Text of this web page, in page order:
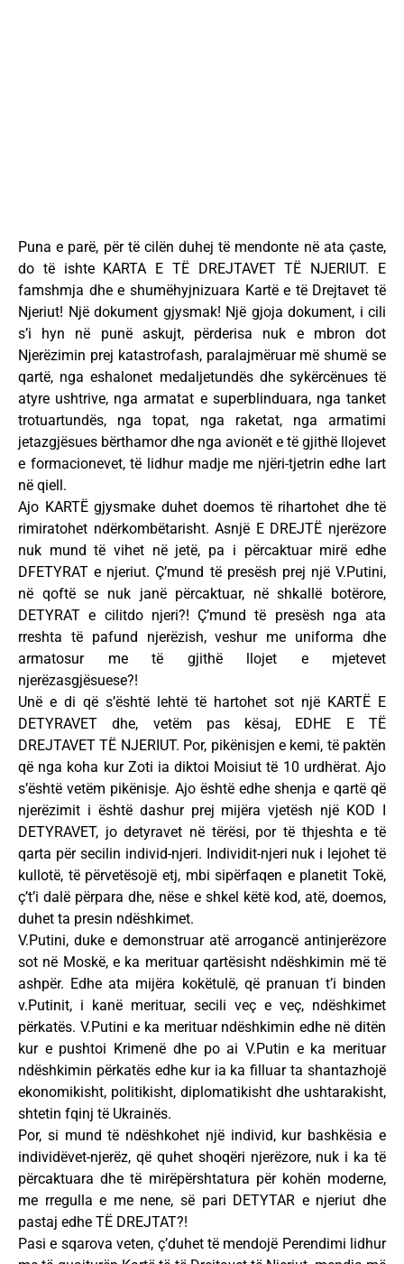
Puna e parë, për të cilën duhej të mendonte në ata çaste,
do të ishte KARTA E TË DREJTAVET TË NJERIUT. E
famshmja dhe e shumëhyjnizuara Kartë e të Drejtavet të
Njeriut! Një dokument gjysmak! Një gjoja dokument, i cili
s’i hyn në punë askujt, përderisa nuk e mbron dot
Njerëzimin prej katastrofash, paralajmëruar më shumë se
qartë, nga eshalonet medaljetundës dhe sykërcënues të
atyre ushtrive, nga armatat e superblinduara, nga tanket
trotuartundës, nga topat, nga raketat, nga armatimi
jetazgjësues bërthamor dhe nga avionët e të gjithë llojevet
e formacionevet, të lidhur madje me njëri-tjetrin edhe lart
në qiell.
Ajo KARTË gjysmake duhet doemos të rihartohet dhe të
rimiratohet ndërkombëtarisht. Asnjë E DREJTË njerëzore
nuk mund të vihet në jetë, pa i përcaktuar mirë edhe
DFETYRAT e njeriut. Ç’mund të presësh prej një V.Putini,
në qoftë se nuk janë përcaktuar, në shkallë botërore,
DETYRAT e cilitdo njeri?! Ç’mund të presësh nga ata
rreshta të pafund njerëzish, veshur me uniforma dhe
armatosur me të gjithë llojet e mjetevet
njerëzasgjësuese?!
Unë e di që s’është lehtë të hartohet sot një KARTË E
DETYRAVET dhe, vetëm pas kësaj, EDHE E TË
DREJTAVET TË NJERIUT. Por, pikënisjen e kemi, të paktën
që nga koha kur Zoti ia diktoi Moisiut të 10 urdhërat. Ajo
s’është vetëm pikënisje. Ajo është edhe shenja e qartë që
njerëzimit i është dashur prej mijëra vjetësh një KOD I
DETYRAVET, jo detyravet në tërësi, por të thjeshta e të
qarta për secilin individ-njeri. Individit-njeri nuk i lejohet të
kullotë, të përvetësojë etj, mbi sipërfaqen e planetit Tokë,
ç’t’i dalë përpara dhe, nëse e shkel këtë kod, atë, doemos,
duhet ta presin ndëshkimet.
V.Putini, duke e demonstruar atë arrogancë antinjerëzore
sot në Moskë, e ka merituar qartësisht ndëshkimin më të
ashpër. Edhe ata mijëra kokëtulë, që pranuan t’i binden
v.Putinit, i kanë merituar, secili veç e veç, ndëshkimet
përkatës. V.Putini e ka merituar ndëshkimin edhe në ditën
kur e pushtoi Krimenë dhe po ai V.Putin e ka merituar
ndëshkimin përkatës edhe kur ia ka filluar ta shantazhojë
ekonomikisht, politikisht, diplomatikisht dhe ushtarakisht,
shtetin fqinj të Ukrainës.
Por, si mund të ndëshkohet një individ, kur bashkësia e
individëvet-njerëz, që quhet shoqëri njerëzore, nuk i ka të
përcaktuara dhe të mirëpërshtatura për kohën moderne,
me rregulla e me nene, së pari DETYTAR e njeriut dhe
pastaj edhe TË DREJTAT?!
Pasi e sqarova veten, ç’duhet të mendojë Perendimi lidhur